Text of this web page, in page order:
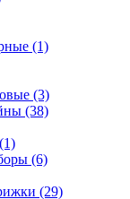
(1)
(3)
(38)
(6)
(29)